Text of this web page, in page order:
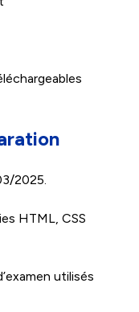
2025.
HTML, CSS
utilisés